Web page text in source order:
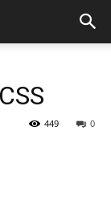
0
449